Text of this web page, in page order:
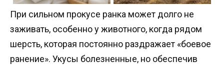
При сильном прокусе ранка может долго не
заживать, особенно у животного, когда рядом
шерсть, которая постоянно раздражает «боевое
ранение». Укусы болезненные, но обеспечив